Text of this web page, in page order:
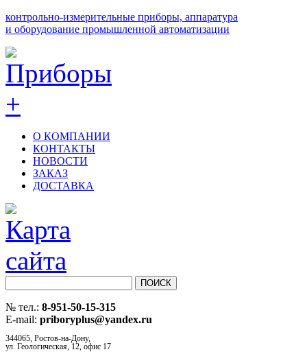
контрольно-измерительные приборы, аппаратура
и оборудование промышленной автоматизации
О КОМПАНИИ
КОНТАКТЫ
НОВОСТИ
ЗАКАЗ
ДОСТАВКА
№ тел.: 8-951-50-15-315
E-mail: priboryplus@yandex.ru
344065, Ростов-на-Дону,
ул. Геологическая, 12, офис 17